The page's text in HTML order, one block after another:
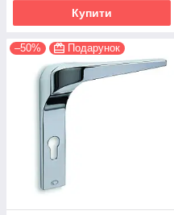
Купити
–50% Подарунок